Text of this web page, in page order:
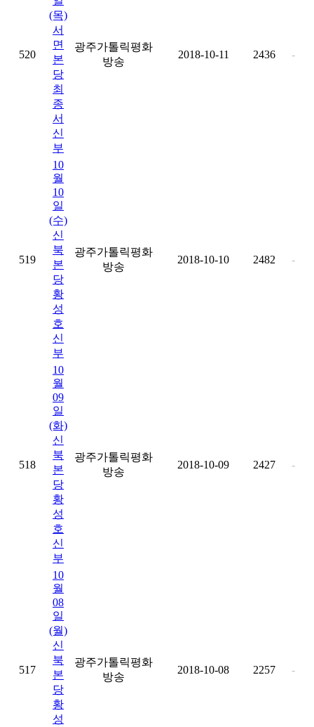
520
(목)
서
면
본
당
최
종
서
신
부
광주가톨릭평화
방송
2018-10-11 2436 -
519
10
월
10
일
(수)
신
북
본
당
황
성
호
신
부
광주가톨릭평화
방송
2018-10-10 2482 -
518
10
월
09
일
(화)
신
북
본
당
황
성
호
신
부
광주가톨릭평화
방송
2018-10-09 2427 -
517
10
월
08
일
(월)
신
북
본
당
황
성
광주가톨릭평화
방송
2018-10-08 2257 -